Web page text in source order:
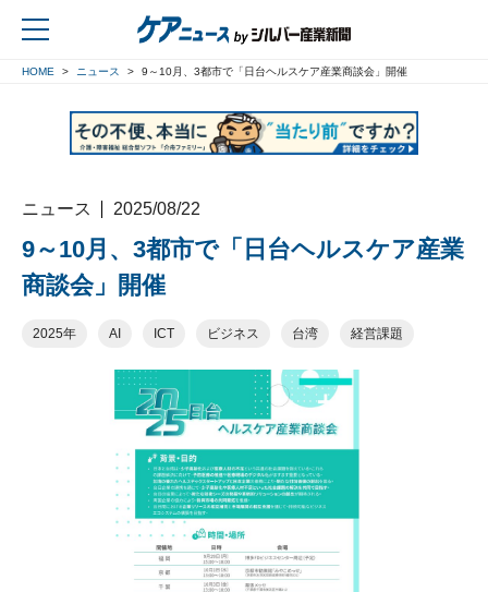
HOME ニュース 9～10月、3都市で「日台ヘルスケア産業商談会」開催
ニュース 2025/08/22
9～10月、3都市で「日台ヘルスケア産業
商談会」開催
2025年 AI ICT ビジネス 台湾 経営課題